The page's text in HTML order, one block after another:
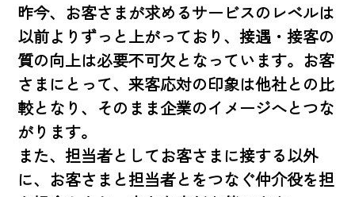
昨今、お客さまが求めるサービスのレベルは
以前よりずっと上がっており、接遇・接客の
質の向上は必要不可欠となっています。お客
さまにとって、来客応対の印象は他社との比
較となり、そのまま企業のイメージへとつな
がります。
また、担当者としてお客さまに接する以外
に、お客さまと担当者とをつなぐ仲介役を担